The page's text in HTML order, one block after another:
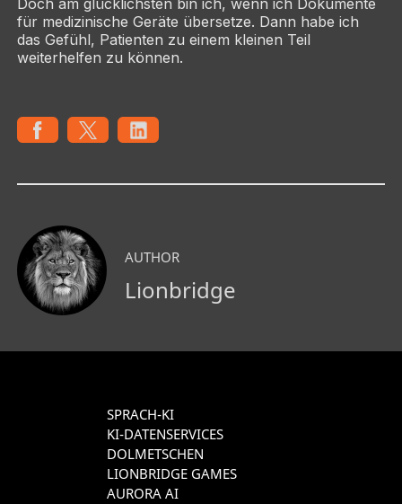
Doch am glücklichsten bin ich, wenn ich Dokumente
für medizinische Geräte übersetze. Dann habe ich
das Gefühl, Patienten zu einem kleinen Teil
weiterhelfen zu können.
AUTHOR
Lionbridge
SPRACH-KI
KI-DATENSERVICES
DOLMETSCHEN
LIONBRIDGE GAMES
AURORA AI